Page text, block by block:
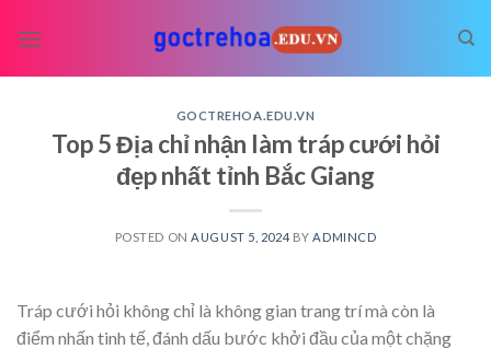
GOCTREHOA.EDU.VN
Top 5 Địa chỉ nhận làm tráp cưới hỏi
đẹp nhất tỉnh Bắc Giang
POSTED ON AUGUST 5, 2024 BY ADMINCD
Tráp cưới hỏi không chỉ là không gian trang trí mà còn là
điểm nhấn tinh tế, đánh dấu bước khởi đầu của một chặng